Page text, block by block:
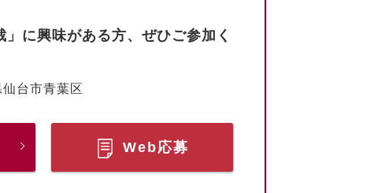
に興味がある方、ぜひご参加く
台市青葉区
Web応募